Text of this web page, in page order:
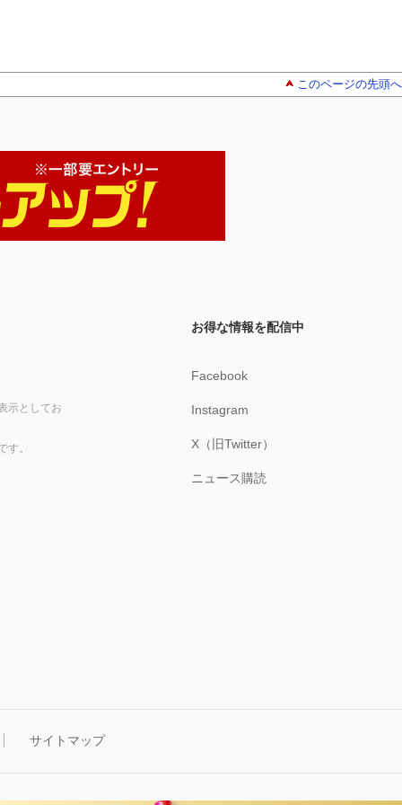
このページの先頭へ
示としてお
す。
お得な情報を配信中
Facebook
Instagram
X（旧Twitter）
ニュース購読
サイトマップ